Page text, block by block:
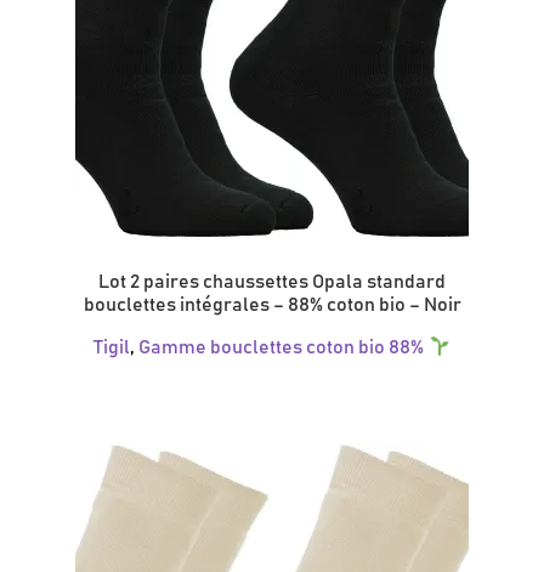
Lot 2 paires chaussettes Opala standard
bouclettes intégrales – 88% coton bio – Noir
Tigil, Gamme bouclettes coton bio 88%
variations.
options
peuvent
être